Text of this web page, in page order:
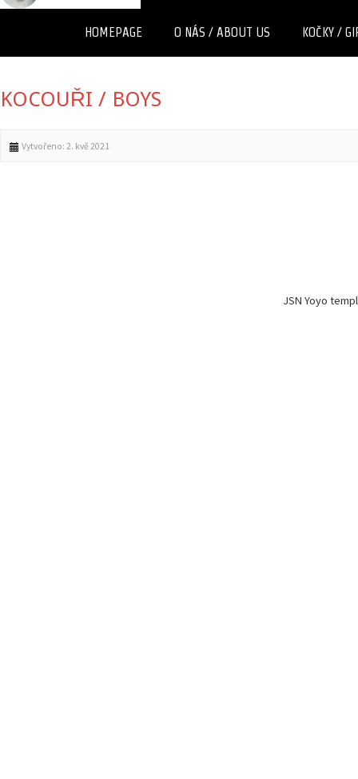
HOMEPAGE O NÁS / ABOUT US KOČKY /
KOCOUŘI / BOYS
Vytvořeno: 2. kvě 2021
JSN Yoyo